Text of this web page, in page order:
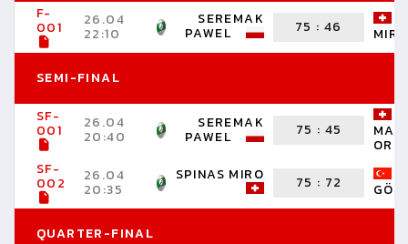
F-
001 26.04
22:10
SEREMAK
PAWEL 75 :46
MIRO
SEMI-FINAL
SF-
001 26.04
20:40
SEREMAK
PAWEL 75 : 45
ORIN
SF-
002 26.04
20:35
SPINAS MIRO 75 : 72
QUARTER-FINAL